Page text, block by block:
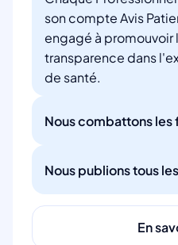
son compte Avis
engagé à promouvoir
transparence dans
de santé.
Nous combattons les
Nous publions tous
En